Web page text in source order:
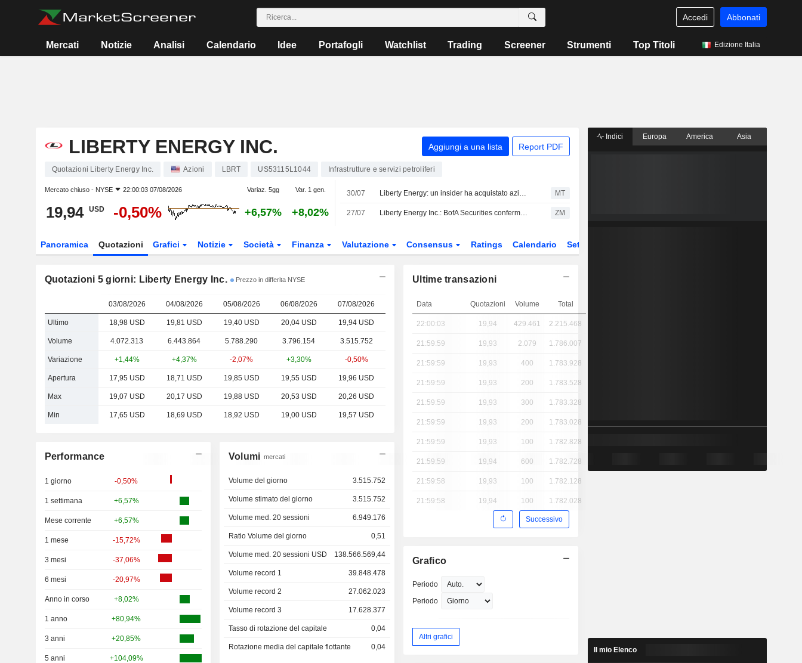
Accedi Abbonati
Mercati Notizie Analisi Calendario Idee Portafogli Watchlist Trading Screener Strumenti Top Titoli Edizione Italia
LIBERTY ENERGY INC. Aggiungi a una lista Report PDF
Quotazioni Liberty Energy Inc. Azioni LBRT US53115L1044 Infrastrutture e servizi petroliferi
Mercato chiuso - NYSE 22:00:03 07/08/2026 Variaz. 5gg Var. 1 gen.
19,94 USD -0,50% +6,57% +8,02%
30/07 Liberty Energy: un insider ha acquistato azioni per un valore di 250.009 USD, secondo un recente deposito presso la SEC MT
27/07 Liberty Energy Inc.: BofA Securities conferma il rating Buy ZM
Panoramica Quotazioni Grafici Notizie Società Finanza Valutazione Consensus Ratings Calendario Settore
Quotazioni 5 giorni: Liberty Energy Inc. Prezzo in differita NYSE
03/08/2026 04/08/2026 05/08/2026 06/08/2026 07/08/2026
Ultimo 18,98 USD 19,81 USD 19,40 USD 20,04 USD 19,94 USD
Volume 4.072.313 6.443.864 5.788.290 3.796.154 3.515.752
Variazione +1,44% +4,37% -2,07% +3,30% -0,50%
Apertura 17,95 USD 18,71 USD 19,85 USD 19,55 USD 19,96 USD
Max 19,07 USD 20,17 USD 19,88 USD 20,53 USD 20,26 USD
Min 17,65 USD 18,69 USD 18,92 USD 19,00 USD 19,57 USD
Performance
1 giorno -0,50%
1 settimana +6,57%
Mese corrente +6,57%
1 mese -15,72%
3 mesi -37,06%
6 mesi -20,97%
Anno in corso +8,02%
1 anno +80,94%
3 anni +20,85%
5 anni +104,09%
Volumi mercati
Volume del giorno 3.515.752
Volume stimato del giorno 3.515.752
Volume med. 20 sessioni 6.949.176
Ratio Volume del giorno 0,51
Volume med. 20 sessioni USD 138.566.569,44
Volume record 1 39.848.478
Volume record 2 27.062.023
Volume record 3 17.628.377
Tasso di rotazione del capitale 0,04
Rotazione media del capitale flottante 0,04
Ultime transazioni
Data Quotazioni Volume Total
22:00:03 19,94 429.461 2.215.468
21:59:59 19,93 2.079 1.786.007
21:59:59 19,93 400 1.783.928
21:59:59 19,93 200 1.783.528
21:59:59 19,93 300 1.783.328
21:59:59 19,93 200 1.783.028
21:59:59 19,93 100 1.782.828
21:59:59 19,94 600 1.782.728
21:59:58 19,93 100 1.782.128
21:59:58 19,94 100 1.782.028
Successivo
Grafico
Periodo
Periodo
Altri grafici
Indici Europa America Asia
Il mio Elenco